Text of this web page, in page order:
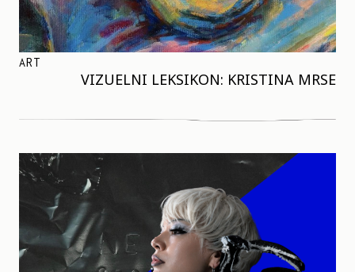
ART
VIZUELNI LEKSIKON: KRISTINA MRSE